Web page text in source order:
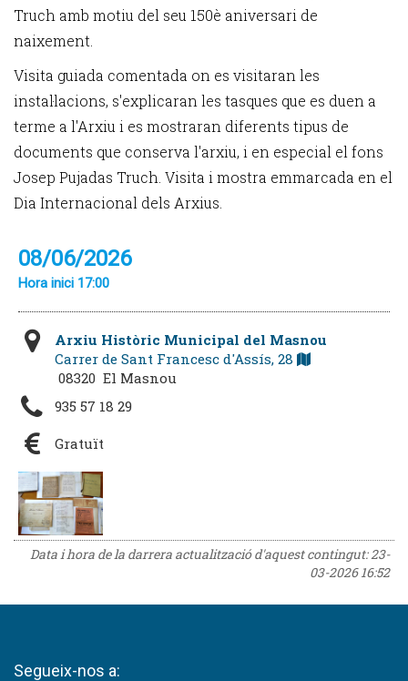
Truch amb motiu del seu 150è aniversari de
naixement.
Visita guiada comentada on es visitaran les
instal·lacions, s'explicaran les tasques que es duen a
terme a l'Arxiu i es mostraran diferents tipus de
documents que conserva l'arxiu, i en especial el fons
Josep Pujadas Truch. Visita i mostra emmarcada en el
Dia Internacional dels Arxius.
08/06/2026
Hora inici 17:00
Arxiu Històric Municipal del Masnou
Carrer de Sant Francesc d'Assís, 28
08320 El Masnou
935 57 18 29
Gratuït
Data i hora de la darrera actualització d'aquest contingut:23-
03-2026 16:52
Segueix-nos a: